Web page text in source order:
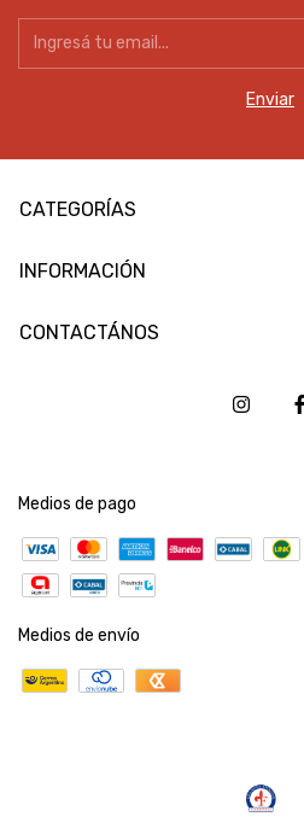
CATEGORÍAS
INFORMACIÓN
CONTACTÁNOS
Medios de pago
Medios de envío